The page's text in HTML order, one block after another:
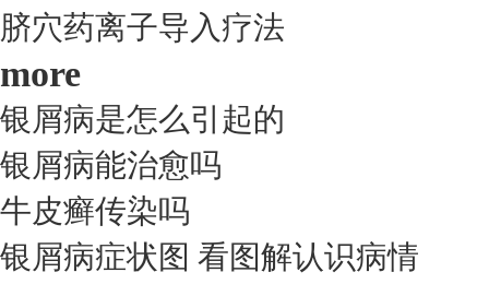
脐穴药离子导入疗法
more
银屑病是怎么引起的
银屑病能治愈吗
牛皮癣传染吗
银屑病症状图 看图解认识病情